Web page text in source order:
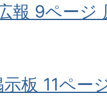
報 9ページ
板 11ペー